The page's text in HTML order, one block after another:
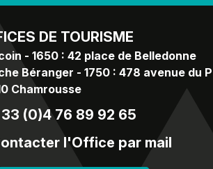
DE TOURISME
- 1650 : 42 place de Belledonne
Béranger - 1750 : 478 avenue du
Chamrousse
(0)4 76 89 92 65
l'Office par mail